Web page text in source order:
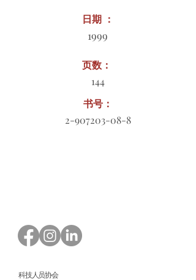
日期 ：
1999
页数：
144
书号：
2-907203-08-8
科技人员协会